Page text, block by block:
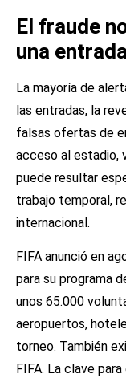
El fraude
una
La mayoría de
las entradas, la
falsas ofertas de
acceso al estadio,
puede resultar
trabajo temporal,
internacional.
FIFA anunció en
para su programa
unos 65.000
aeropuertos,
torneo. También
FIFA. La clave